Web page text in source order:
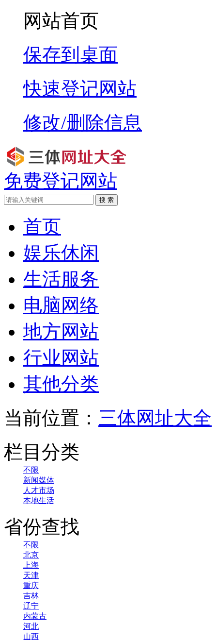
网站首页
保存到桌面
快速登记网站
修改/删除信息
免费登记网站
搜 索
首页
娱乐休闲
生活服务
电脑网络
地方网站
行业网站
其他分类
当前位置： 三体网址大全
栏目分类
不限
新闻媒体
人才市场
本地生活
省份查找
不限
北京
上海
天津
重庆
吉林
辽宁
内蒙古
河北
山西